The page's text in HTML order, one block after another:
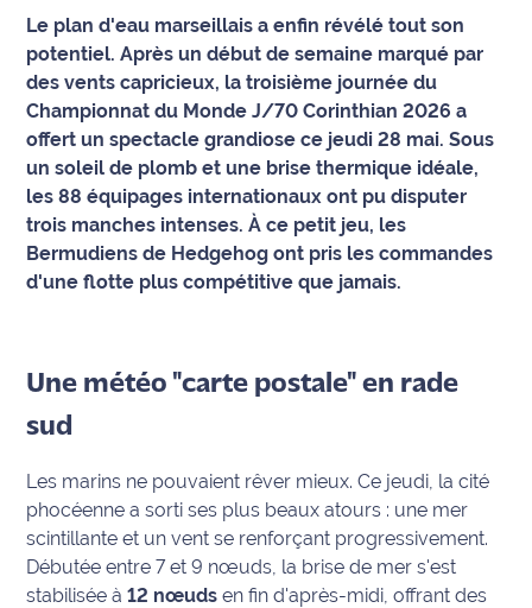
Économie
Éducation
Emploi
Environnement
Info
route
Loisirs
Météo
Politique
Santé
Social
Le plan d'eau marseillais a enfin révélé tout son
potentiel. Après un début de semaine marqué par
des vents capricieux, la troisième journée du
Championnat du Monde J/70 Corinthian 2026 a
offert un spectacle grandiose ce jeudi 28 mai. Sous
un soleil de plomb et une brise thermique idéale,
les 88 équipages internationaux ont pu disputer
trois manches intenses. À ce petit jeu, les
Bermudiens de Hedgehog ont pris les commandes
d'une flotte plus compétitive que jamais.
Une météo "carte postale" en rade
sud
Les marins ne pouvaient rêver mieux. Ce jeudi, la cité
phocéenne a sorti ses plus beaux atours : une mer
scintillante et un vent se renforçant progressivement.
Débutée entre 7 et 9 nœuds, la brise de mer s'est
stabilisée à12 nœuds en fin d'après-midi, offrant des